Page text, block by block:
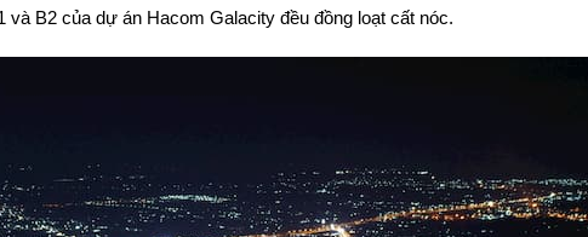
và B2 của dự án Hacom Galacity đều đồng loạt cất nóc.